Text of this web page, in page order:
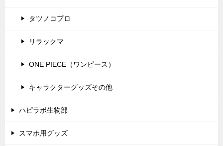
タツノコプロ
リラックマ
ONE PIECE（ワンピース）
キャラクターグッズその他
ハピラボ生物部
スマホ用グッズ